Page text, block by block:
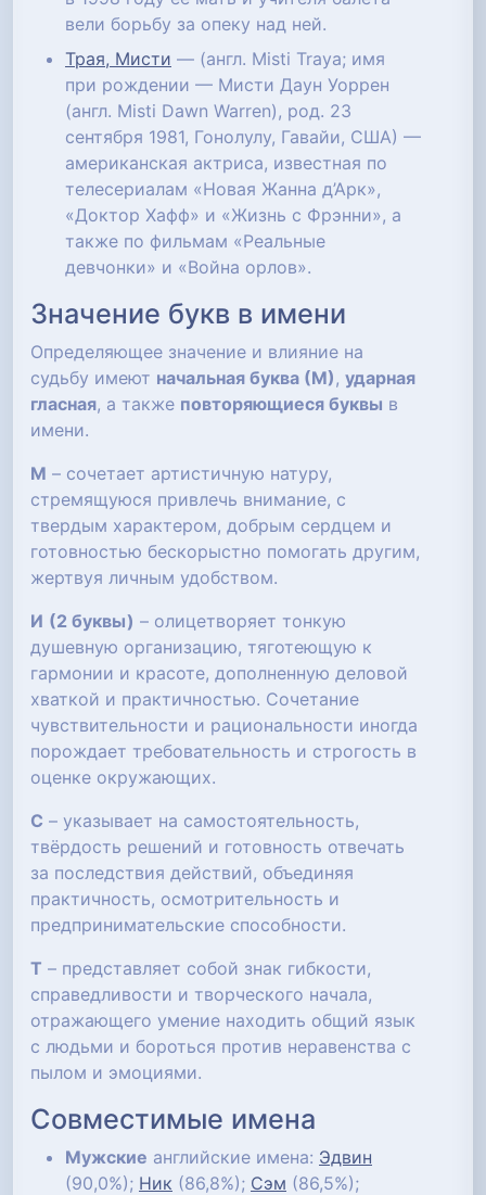
вели борьбу за опеку над ней.
Трая, Мисти — (англ. Misti Traya; имя
при рождении — Мисти Даун Уоррен
(англ. Misti Dawn Warren), род. 23
сентября 1981, Гонолулу, Гавайи, США) —
американская актриса, известная по
телесериалам «Новая Жанна д’Арк»,
«Доктор Хафф» и «Жизнь с Фрэнни», а
также по фильмам «Реальные
девчонки» и «Война орлов».
Значение букв в имени
Определяющее значение и влияние на
судьбу имеют начальная буква (М), ударная
гласная, а также повторяющиеся буквы в
имени.
М – сочетает артистичную натуру,
стремящуюся привлечь внимание, с
твердым характером, добрым сердцем и
готовностью бескорыстно помогать другим,
жертвуя личным удобством.
И (2 буквы) – олицетворяет тонкую
душевную организацию, тяготеющую к
гармонии и красоте, дополненную деловой
хваткой и практичностью. Сочетание
чувствительности и рациональности иногда
порождает требовательность и строгость в
оценке окружающих.
С – указывает на самостоятельность,
твёрдость решений и готовность отвечать
за последствия действий, объединяя
практичность, осмотрительность и
предпринимательские способности.
Т – представляет собой знак гибкости,
справедливости и творческого начала,
отражающего умение находить общий язык
с людьми и бороться против неравенства с
пылом и эмоциями.
Совместимые имена
Мужские английские имена: Эдвин
(90,0%); Ник (86,8%); Сэм (86,5%);